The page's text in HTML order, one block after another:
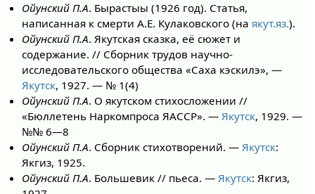
Ойунский П.А. Бырастыы (1926 год). Статья,
написанная к смерти А.Е. Кулаковского (наякут.яз.).
Ойунский П.А. Якутская сказка, её сюжет и
содержание. // Сборник трудов научно-
исследовательского общества «Саха кэскилэ», —
Якутск, 1927. — № 1(4)
Ойунский П.А. О якутском стихосложении //
«Бюллетень Наркомпроса ЯАССР». —Якутск, 1929. —
№№ 6—8
Ойунский П.А. Сборник стихотворений. —Якутск:
Якгиз, 1925.
Ойунский П.А. Большевик // пьеса. —Якутск: Якгиз,